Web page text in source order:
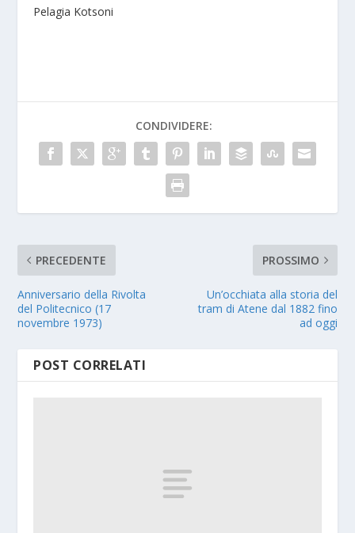
Pelagia Kotsoni
CONDIVIDERE:
PRECEDENTE
Anniversario della Rivolta
del Politecnico (17
novembre 1973)
PROSSIMO
Un’occhiata alla storia del
tram di Atene dal 1882 fino
ad oggi
POST CORRELATI